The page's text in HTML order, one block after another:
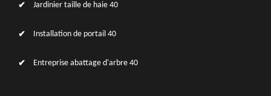
Jardinier taille de haie 40
Installation de portail 40
Entreprise abattage d'arbre 40